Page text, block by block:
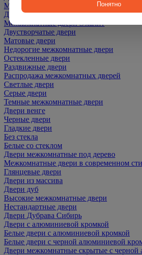
Межкомнатные двери ПЭТ
Двери со скидкой
Межкомнатные двери Эмалит
Двустворчатые двери
Матовые двери
Недорогие межкомнатные двери
Остекленные двери
Раздвижные двери
Распродажа межкомнатных дверей
Светлые двери
Серые двери
Темные межкомнатные двери
Двери венге
Черные двери
Гладкие двери
Без стекла
Белые со стеклом
Двери межкомнатные под дерево
Межкомнатные двери в современном
Глянцевые двери
Двери из массива
Двери дуб
Высокие межкомнатные двери
Нестандартные двери
Двери Дубрава Сибирь
Двери с алюминиевой кромкой
Белые двери с алюминиевой кромкой
Белые двери с черной алюминиевой
Двери межкомнатные скрытые с
Понятно